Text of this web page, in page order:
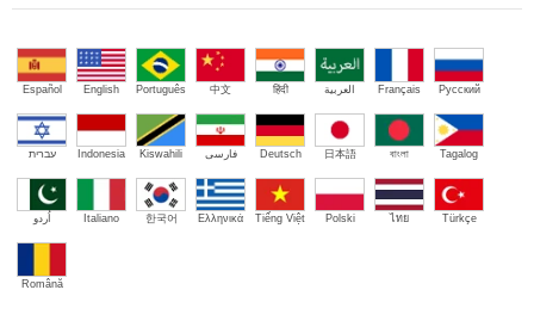
Español English Português 中文 हिंदी العربية Français Русский
עברית Indonesia Kiswahili فارسی Deutsch 日本語 বাংলা Tagalog
اُردو Italiano 한국어 Ελληνικά Tiếng Việt Polski ไทย Türkçe
Română